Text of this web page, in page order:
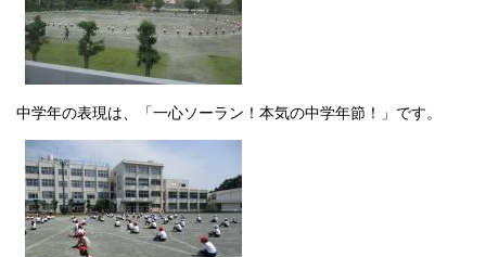
中学年の表現は、「一心ソーラン！本気の中学年節！」です。